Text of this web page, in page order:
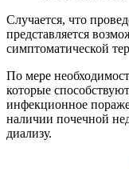
Случается, что
представляется
симптоматической
По мере
которые
инфекционное
наличии почечной
диализу.